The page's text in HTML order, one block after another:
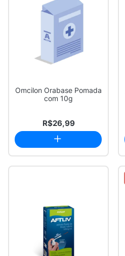
Omcilon Orabase Pomada
com 10g
R$26,99